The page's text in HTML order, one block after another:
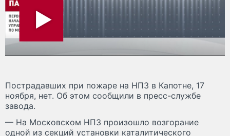
Пострадавших при пожаре на НПЗ в Капотне, 17
ноября, нет. Об этом сообщили в пресс-службе
завода.
— На Московском НПЗ произошло возгорание
одной из секций установки каталитического